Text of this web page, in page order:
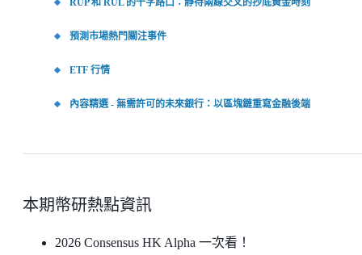
RUP 和 RUL 的十字路口：靜待兩線交叉的抄底黃金時刻
預測市場熱門關注事件
ETF 行情
內容精選 - 無需許可的未來銀行：以區塊鏈重寫金融後端
本期幣研熱點資訊
2026 Consensus HK Alpha 一次看！